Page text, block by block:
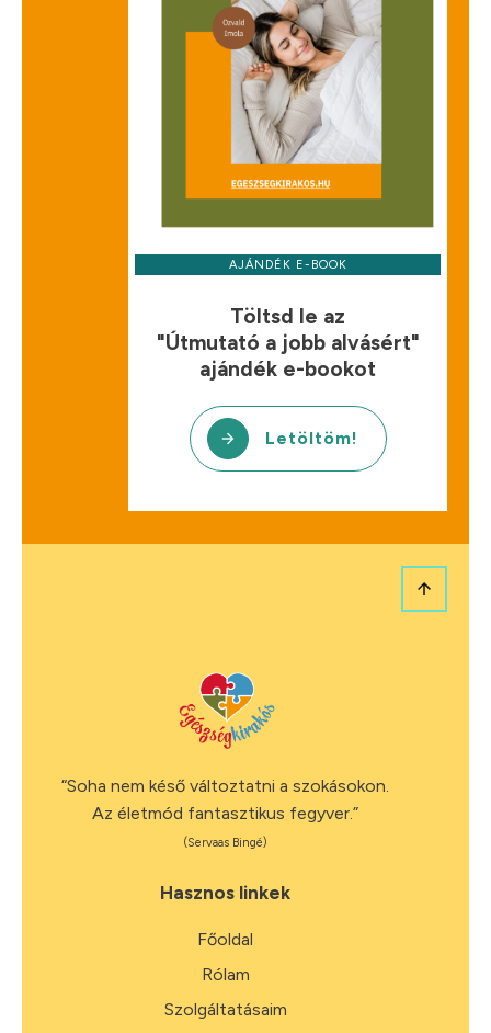
AJÁNDÉK E-BOOK
Töltsd le az
"Útmutató a jobb alvásért"
ajándék e-bookot
Letöltöm!
“Soha nem késő változtatni a szokásokon.
Az életmód fantasztikus fegyver.”
(Servaas Bingé)
Hasznos linkek
Főoldal
Rólam
Szolgáltatásaim